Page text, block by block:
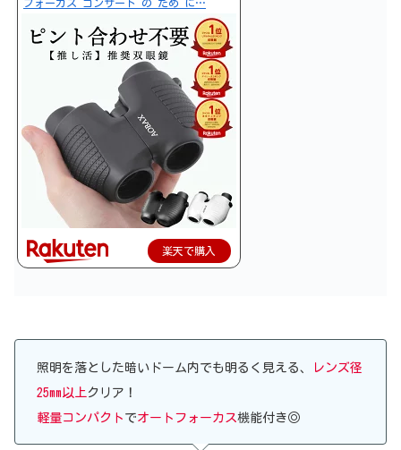
フォーカス コンサート の ため に…
楽天で購入
照明を落とした暗いドーム内でも明るく見える、
レンズ径
25mm以上 クリア！
軽量コンパクト でオートフォーカス機能付き◎